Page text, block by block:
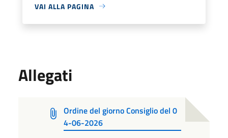
VAI ALLA PAGINA
Allegati
Ordine del giorno Consiglio del 0
4-06-2026